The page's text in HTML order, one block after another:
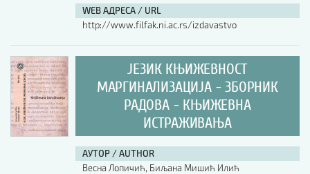
WEB АДРЕСА / URL
http://www.filfak.ni.ac.rs/izdavastvo
ЈЕЗИК КЊИЖЕВНОСТ
МАРГИНАЛИЗАЦИЈА - ЗБОРНИК
РАДОВА - КЊИЖЕВНА
ИСТРАЖИВАЊА
АУТОР / AUTHOR
Весна Лопичић, Биљана Мишић Илић